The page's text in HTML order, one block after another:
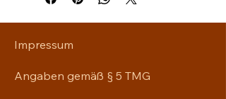
Impressum
Angaben gemäß § 5 TMG